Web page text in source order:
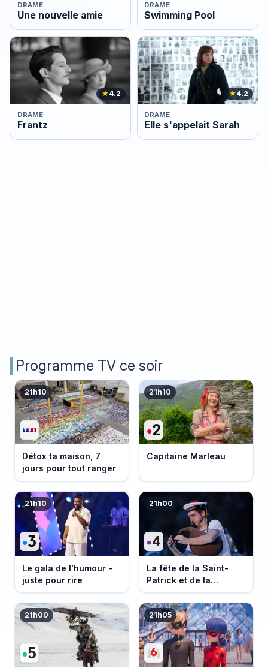
DRAME
Une nouvelle amie
DRAME
Swimming Pool
★4.2
DRAME
Frantz
★4.2
DRAME
Elle s'appelait Sarah
Programme TV ce soir
21h10
Détox ta maison, 7
jours pour tout ranger
21h10
Capitaine Marleau
21h10
Le gala de l'humour -
juste pour rire
21h00
La fête de la Saint-
Patrick et de la
Bretagne
21h00 21h05